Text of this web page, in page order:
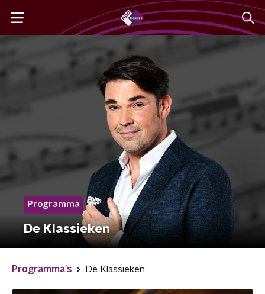
Programma
De Klassieken
Programma's De Klassieken